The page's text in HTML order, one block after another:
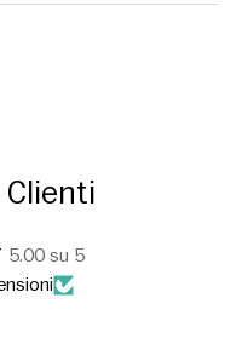
Clienti
5.00 su 5